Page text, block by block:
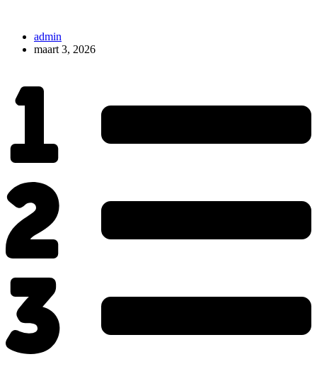
admin
maart 3, 2026